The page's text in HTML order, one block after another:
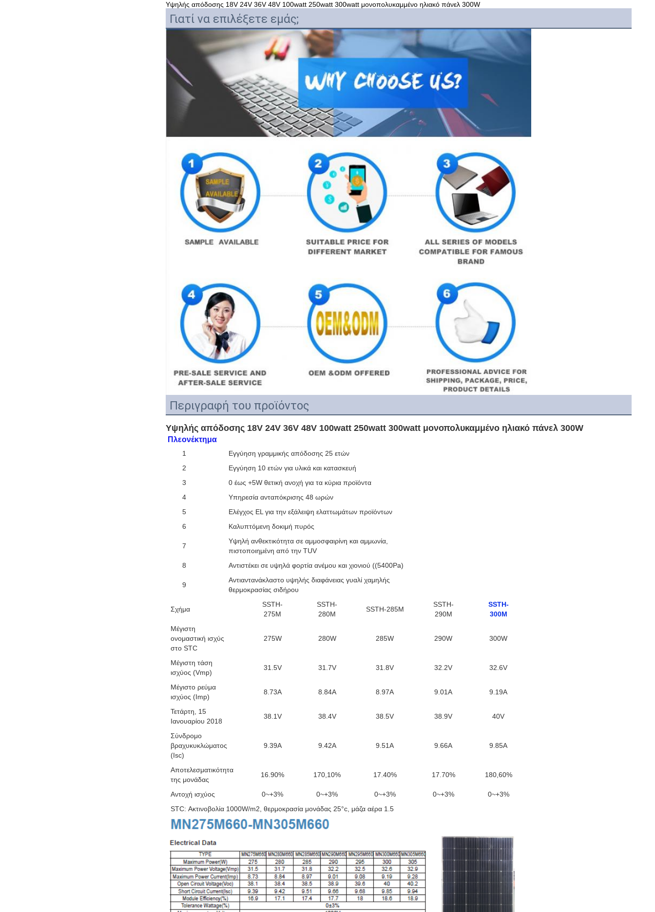
Υψηλής απόδοσης 18V 24V 36V 48V 100watt 250watt 300watt μονοπολυκαμμένο ηλιακό πάνελ 300W
Γιατί να επιλέξετε εμάς;
Περιγραφή του προϊόντος
Υψηλής απόδοσης 18V 24V 36V 48V 100watt 250watt 300watt μονοπολυκαμμένο ηλιακό πάνελ 300W
Πλεονέκτημα
1
Εγγύηση γραμμικής απόδοσης 25 ετών
2
Εγγύηση 10 ετών για υλικά και κατασκευή
3
0 έως +5W θετική ανοχή για τα κύρια προϊόντα
4
Υπηρεσία ανταπόκρισης 48 ωρών
5
Ελέγχος EL για την εξάλειψη ελαττωμάτων προϊόντων
6
Καλυπτόμενη δοκιμή πυρός
7
Υψηλή ανθεκτικότητα σε αμμοσφαιρίνη και αμμωνία,
πιστοποιημένη από την TUV
8
Αντιστέκει σε υψηλά φορτία ανέμου και χιονιού ((5400Pa)
9
Αντιαντανάκλαστο υψηλής διαφάνειας γυαλί χαμηλής
θερμοκρασίας σιδήρου
Σχήμα
SSTH-
275M
SSTH-
280M
SSTH-285M
SSTH-
290M
SSTH-
300M
Μέγιστη
ονομαστική ισχύς
στο STC
275W 280W 285W 290W 300W
Μέγιστη τάση
ισχύος (Vmp)
31.5V 31.7V 31.8V 32.2V 32.6V
Μέγιστο ρεύμα
ισχύος (Imp)
8.73Α 8.84Α 8.97Α 9.01Α 9.19Α
Τετάρτη, 15
Ιανουαρίου 2018
38.1V 38.4V 38.5V 38.9V 40V
Σύνδρομο
βραχυκυκλώματος
(Isc)
9.39Α 9.42Α 9.51Α 9.66Α 9.85Α
Αποτελεσματικότητα
της μονάδας
16.90% 170,10% 17.40% 17.70% 180,60%
Αντοχή ισχύος 0~+3% 0~+3% 0~+3% 0~+3%
0~+3%
STC: Ακτινοβολία 1000W/m2, θερμοκρασία μονάδας 25°c, μάζα αέρα 1.5